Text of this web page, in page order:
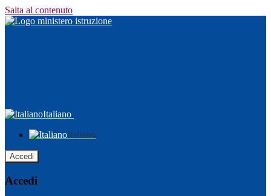
Salta al contenuto
Italiano
Italiano
Accedi
Accedi